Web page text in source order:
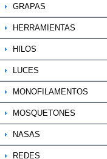
GRAPAS
HERRAMIENTAS
HILOS
LUCES
MONOFILAMENTOS
MOSQUETONES
NASAS
REDES